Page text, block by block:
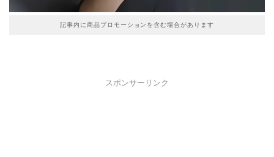
記事内に商品プロモーションを含む場合があります
スポンサーリンク